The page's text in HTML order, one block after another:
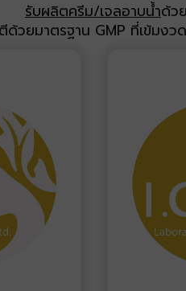
รับผลิตครีม/เจลอาบน้ำด้ว
ด้วยมาตรฐาน GMP ที่เข้ม